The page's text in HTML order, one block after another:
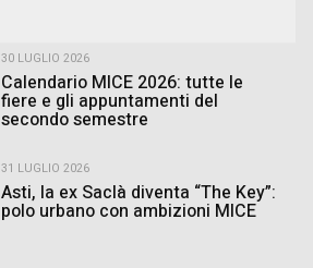
30 LUGLIO 2026
Calendario MICE 2026: tutte le
fiere e gli appuntamenti del
secondo semestre
31 LUGLIO 2026
Asti, la ex Saclà diventa “The Key”:
polo urbano con ambizioni MICE